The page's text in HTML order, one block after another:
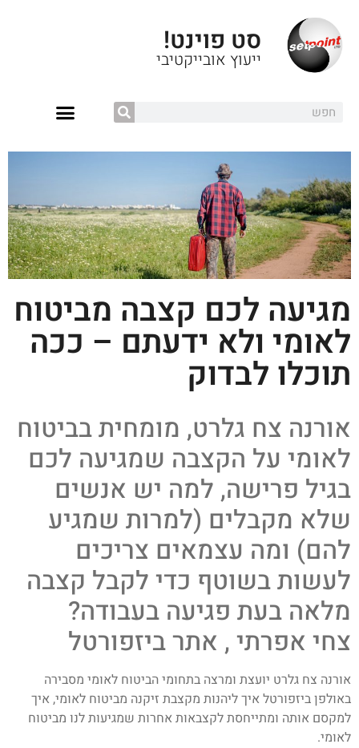
סט פוינט!
ייעוץ אובייקטיבי
מגיעה לכם קצבה מביטוח
לאומי ולא ידעתם – ככה
תוכלו לבדוק
אורנה צח גלרט, מומחית בביטוח
לאומי על הקצבה שמגיעה לכם
בגיל פרישה, למה יש אנשים
שלא מקבלים (למרות שמגיע
להם) ומה עצמאים צריכים
לעשות בשוטף כדי לקבל קצבה
מלאה בעת פגיעה בעבודה?
צחי אפרתי , אתר ביזפורטל
אורנה צח גלרט יועצת ומרצה בתחומי הביטוח לאומי מסבירה
באולפן ביזפורטל איך ליהנות מקצבת זיקנה מביטוח לאומי, איך
למקסם אותה ומתייחסת לקצבאות אחרות שמגיעות לנו מביטוח
לאומי.